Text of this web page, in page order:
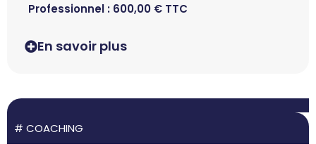
Professionnel : 600,00 € TTC
En savoir plus
# COACHING